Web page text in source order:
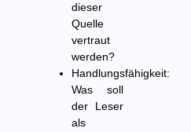
dieser
Quelle
vertraut
werden?
Handlungsfähigkeit:
Was soll
der Leser
als